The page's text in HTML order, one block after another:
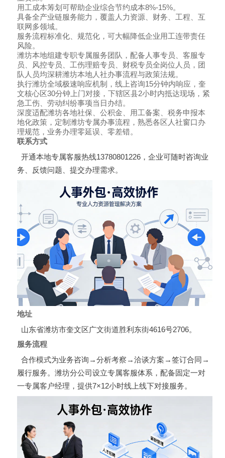
用工成本筹划可帮助企业综合节约成本8%-15%。
具备全产业链服务能力，覆盖人力资源、财务、工程、互
联网多领域。
服务流程标准化、规范化，可大幅降低企业用工连带责任
风险。
潍坊本地组建专职专属服务团队，配备人事专员、客服专
员、风控专员、工伤理赔专员、财税专员全岗位人员，团
队人员均深耕潍坊本地人社办事流程与政策法规。
执行潍坊全域极速响应机制，线上咨询15分钟内响应，奎
文核心区30分钟上门对接，下辖区县2小时内抵达现场，紧
急工伤、劳动纠纷事项当日办结。
深度适配潍坊各地社保、公积金、用工备案、税务申报本
地化政策，定制潍坊专属办事流程，熟悉各区人社窗口办
理规范，业务办理零延误、零差错。
联系方式
开通本地专属客服热线13780801226，企业可随时咨询业
务、反馈问题、提交办理需求。
地址
山东省潍坊市奎文区广文街道胜利东街4616号2706。
服务流程
合作模式为业务咨询→分析考察→洽谈方案→签订合同→
履行服务。潍坊分公司设立专属客服体系，配备固定一对
一专属客户经理，提供7×12小时线上线下对接服务。